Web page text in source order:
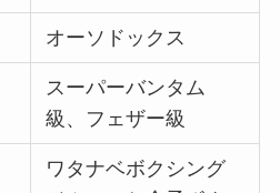
オーソドックス
スーパーバンタム
級、フェザー級
ワタナベボクシング